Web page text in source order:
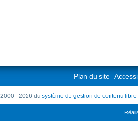
Plan du site
2000 - 2026 du système de gestion de contenu libre